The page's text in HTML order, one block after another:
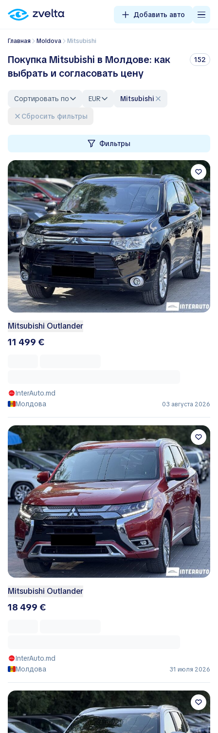
Добавить авто
Главная Moldova Mitsubishi
Покупка Mitsubishi в Молдове: как
выбрать и согласовать цену
152
Сортировать по EUR
Mitsubishi
Сбросить фильтры
Фильтры
Mitsubishi Outlander
11 499 €
InterAuto.md
Молдова
03 августа 2026
Mitsubishi Outlander
18 499 €
InterAuto.md
Молдова
31 июля 2026